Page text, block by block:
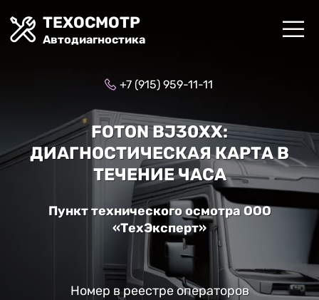
ТЕХОСМОТР
Автодиагностика
+7 (915) 959-11-11
FOTON BJ30XX:
ДИАГНОСТИЧЕСКАЯ КАРТА В
ТЕЧЕНИЕ ЧАСА
Пункт технического осмотра ООО
«ТехЭксперт»
Номер в реестре операторов